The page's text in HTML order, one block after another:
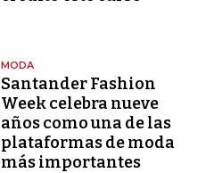
MODA
Santander Fashion
Week celebra nueve
años como una de las
plataformas de moda
más importantes